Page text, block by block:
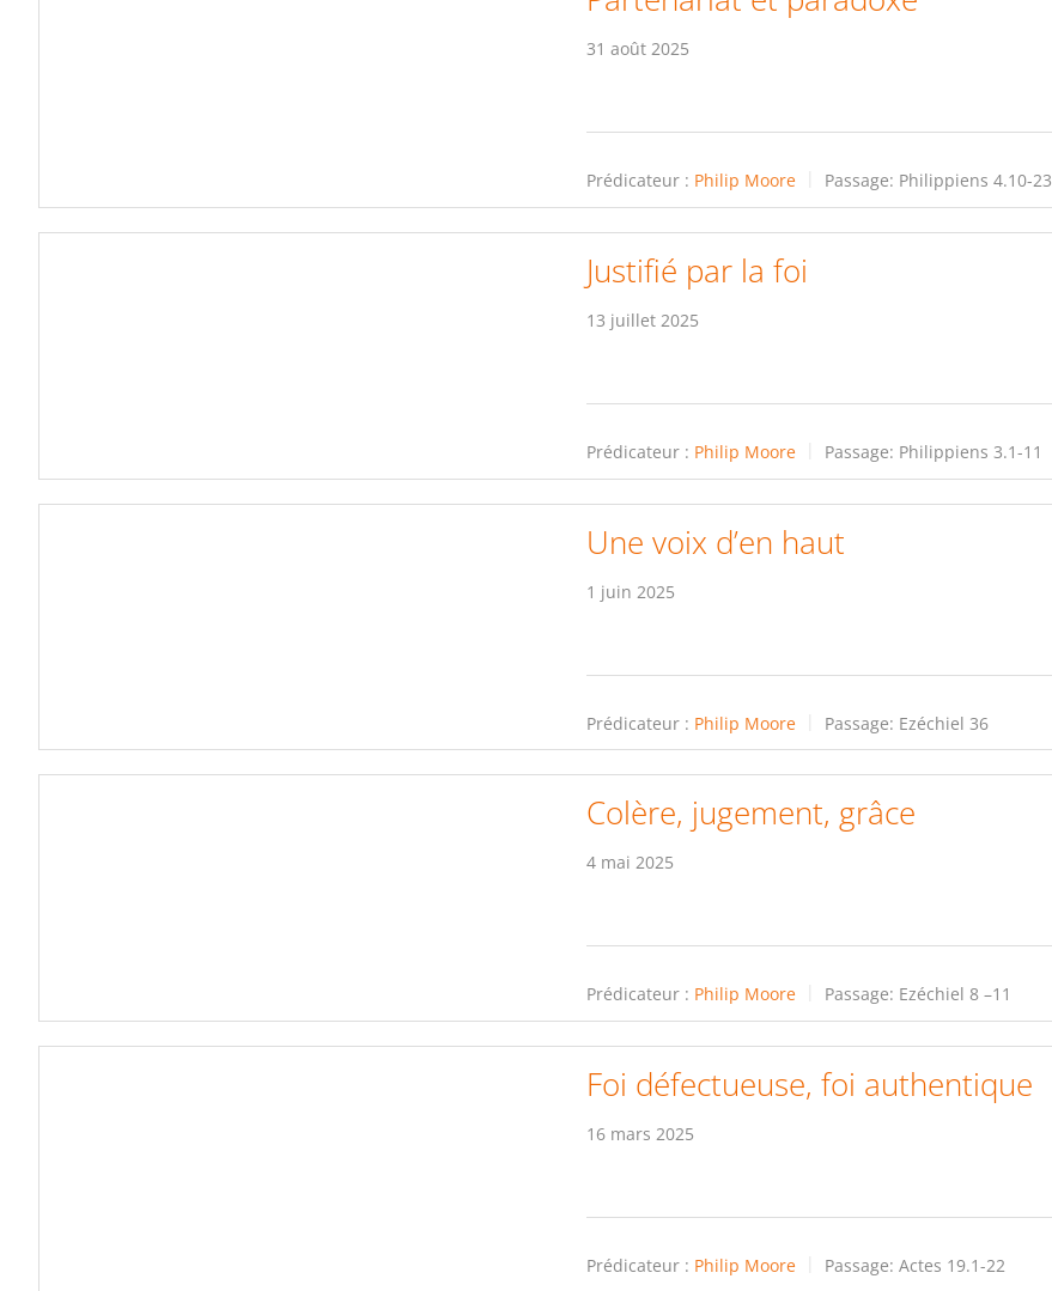
31 août 2025
Prédicateur : Philip Moore Passage: Philippiens 4.10-23
Justifié par la foi
13 juillet 2025
Prédicateur : Philip Moore Passage: Philippiens 3.1-11
Une voix d’en haut
1 juin 2025
Prédicateur : Philip Moore Passage: Ezéchiel 36
Colère, jugement, grâce
4 mai 2025
Prédicateur : Philip Moore Passage: Ezéchiel 8 –11
Foi défectueuse, foi authentique
16 mars 2025
Prédicateur : Philip Moore Passage: Actes 19.1-22